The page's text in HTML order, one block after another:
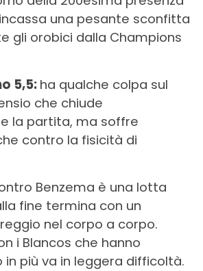
una pesante sconfitta
gli orobici dalla Champions
5,5:ha qualche colpa sul
che chiude
la partita, ma soffre
contro la fisicità di
Benzema è una lotta
fine termina con un
nel corpo a corpo.
i Blancos che hanno
in più va in leggera difficoltà.